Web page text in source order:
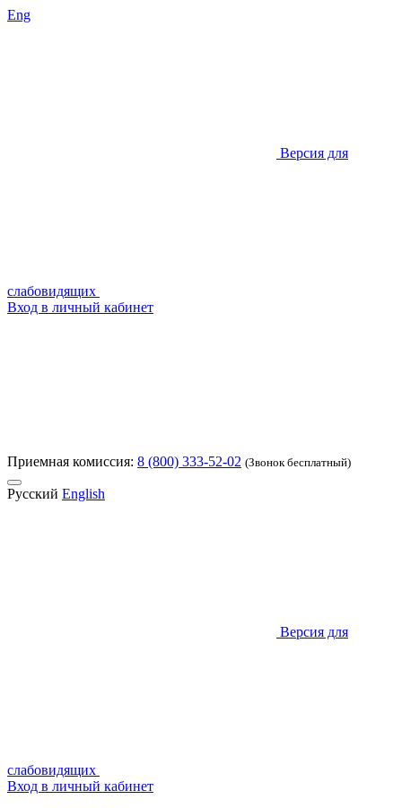
Eng
Версия для
слабовидящих
Вход в личный кабинет
Приемная комиссия: 8 (800) 333-52-02 (Звонок бесплатный)
Русский English
Версия для
слабовидящих
Вход в личный кабинет